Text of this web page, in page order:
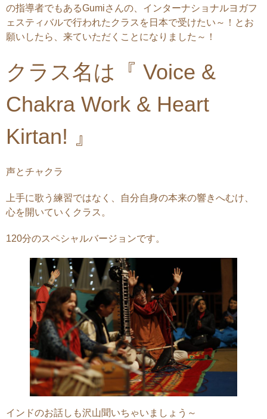
の指導者でもあるGumiさんの、インターナショナルヨガフ
ェスティバルで行われたクラスを日本で受けたい～！とお
願いしたら、来ていただくことになりました～！
クラス名は『 Voice &
Chakra Work & Heart
Kirtan! 』
声とチャクラ
上手に歌う練習ではなく、自分自身の本来の響きへむけ、
心を開いていくクラス。
120分のスペシャルバージョンです。
インドのお話しも沢山聞いちゃいましょう～